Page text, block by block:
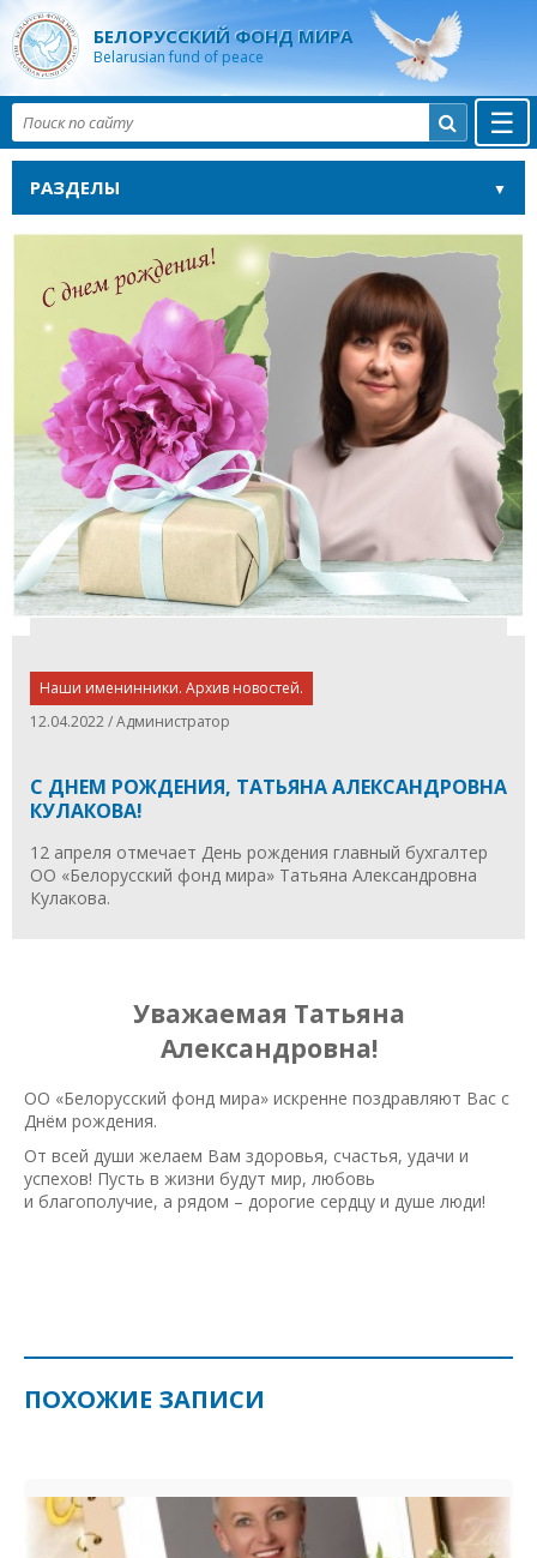
БЕЛОРУССКИЙ ФОНД МИРА
Belarusian fund of peace
☰

РАЗДЕЛЫ
Наши именинники. Архив новостей.
12.04.2022 / Администратор
С ДНЕМ РОЖДЕНИЯ, ТАТЬЯНА АЛЕКСАНДРОВНА
КУЛАКОВА!
12 апреля отмечает День рождения главный бухгалтер
ОО «Белорусский фонд мира» Татьяна Александровна
Кулакова.
Уважаемая Татьяна
Александровна!
ОО «Белорусский фонд мира» искренне поздравляют Вас с
Днём рождения.
От всей души желаем Вам здоровья, счастья, удачи и
успехов! Пусть в жизни будут мир, любовь
и благополучие, а рядом – дорогие сердцу и душе люди!
ПОХОЖИЕ ЗАПИСИ